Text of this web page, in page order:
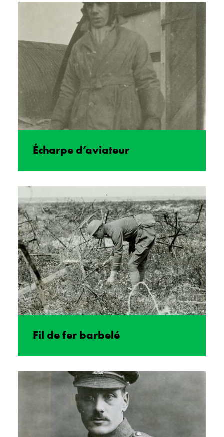
Écharpe d’aviateur
Fil de fer barbelé